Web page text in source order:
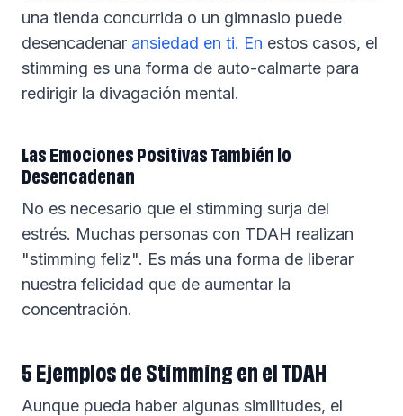
una tienda concurrida o un gimnasio puede
desencadenar ansiedad en ti. En estos casos, el
stimming es una forma de auto-calmarte para
redirigir la divagación mental.
Las Emociones Positivas También lo
Desencadenan
No es necesario que el stimming surja del
estrés. Muchas personas con TDAH realizan
"stimming feliz". Es más una forma de liberar
nuestra felicidad que de aumentar la
concentración.
5 Ejemplos de Stimming en el TDAH
Aunque pueda haber algunas similitudes, el